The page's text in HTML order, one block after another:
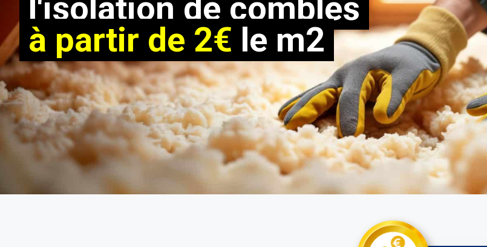
l'isolation de combles
à partir de 2€ le m2